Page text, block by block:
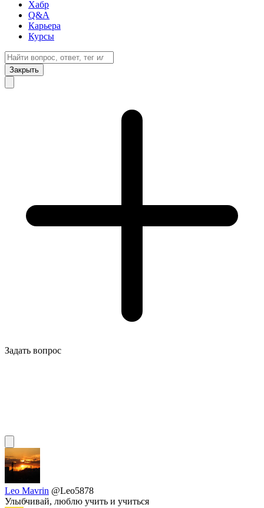
Хабр
Q&A
Карьера
Курсы
Закрыть
Задать вопрос
Leo Mavrin @Leo5878
Улыбчивай, люблю учить и учиться